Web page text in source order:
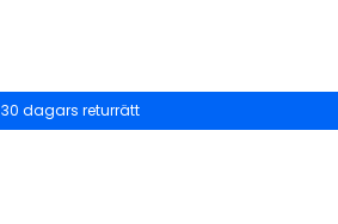
30 dagars returrätt